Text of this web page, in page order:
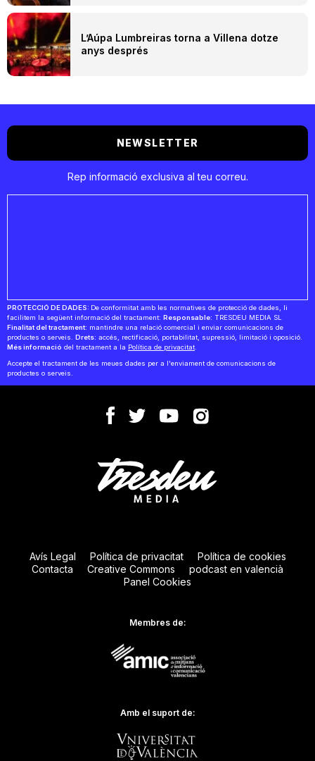
L’Aúpa Lumbreiras torna a Villena dotze
anys després
NEWSLETTER
Rep informació exclusiva al teu correu.
PROTECCIÓ DE DADES: De conformitat amb les normatives de protecció de dades, li
facilitem la següent informació del tractament: Responsable: TRESDEU MEDIA SL
Finalitat del tractament: mantindre una relació comercial i enviar comunicacions de
productes o serveis. Drets: accés, rectificació, portabilitat, supressió, limitació i oposició.
Més informació del tractament a la Política de privacitat
Accepte el tractament de les meues dades per a l'enviament de comunicacions de
productes o serveis.
Avís Legal Política de privacitat
Política de cookies
Contacta
Creative Commons
podcast en valencià
Panel Cookies
Membres de:
Amb el suport de: